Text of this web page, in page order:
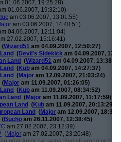
01.06.2007, 19:25:28)
01.06.2007, 19:32:10)
am 03.06.2007, 13:01:55)
am 03.06.2007, 14:40:51)
04.06.2007, 12:11:04)
27.02.2007, 15:16:41)
(Wizard51 am 04.09.2007, 12:50:27)
(Devil's Sidekick am 04.09.2007,
Land (Wizard51 am 04.09.2007,
(Kub am 04.09.2007, 14:27:37)
(Major am 12.09.2007, 21:03:24)
(Major am 11.09.2007, 01:26:05)
(Kub am 11.09.2007, 08:34:52)
Land (Major am 11.09.2007, 11:17:59)
Land (Kub am 11.09.2007, 20:13:29)
Land (Major am 12.09.2007,
(Bucho am 26.11.2007, 12:38:45)
am 27.02.2007, 23:12:39)
(Major am 27.02.2007, 23:20:48)